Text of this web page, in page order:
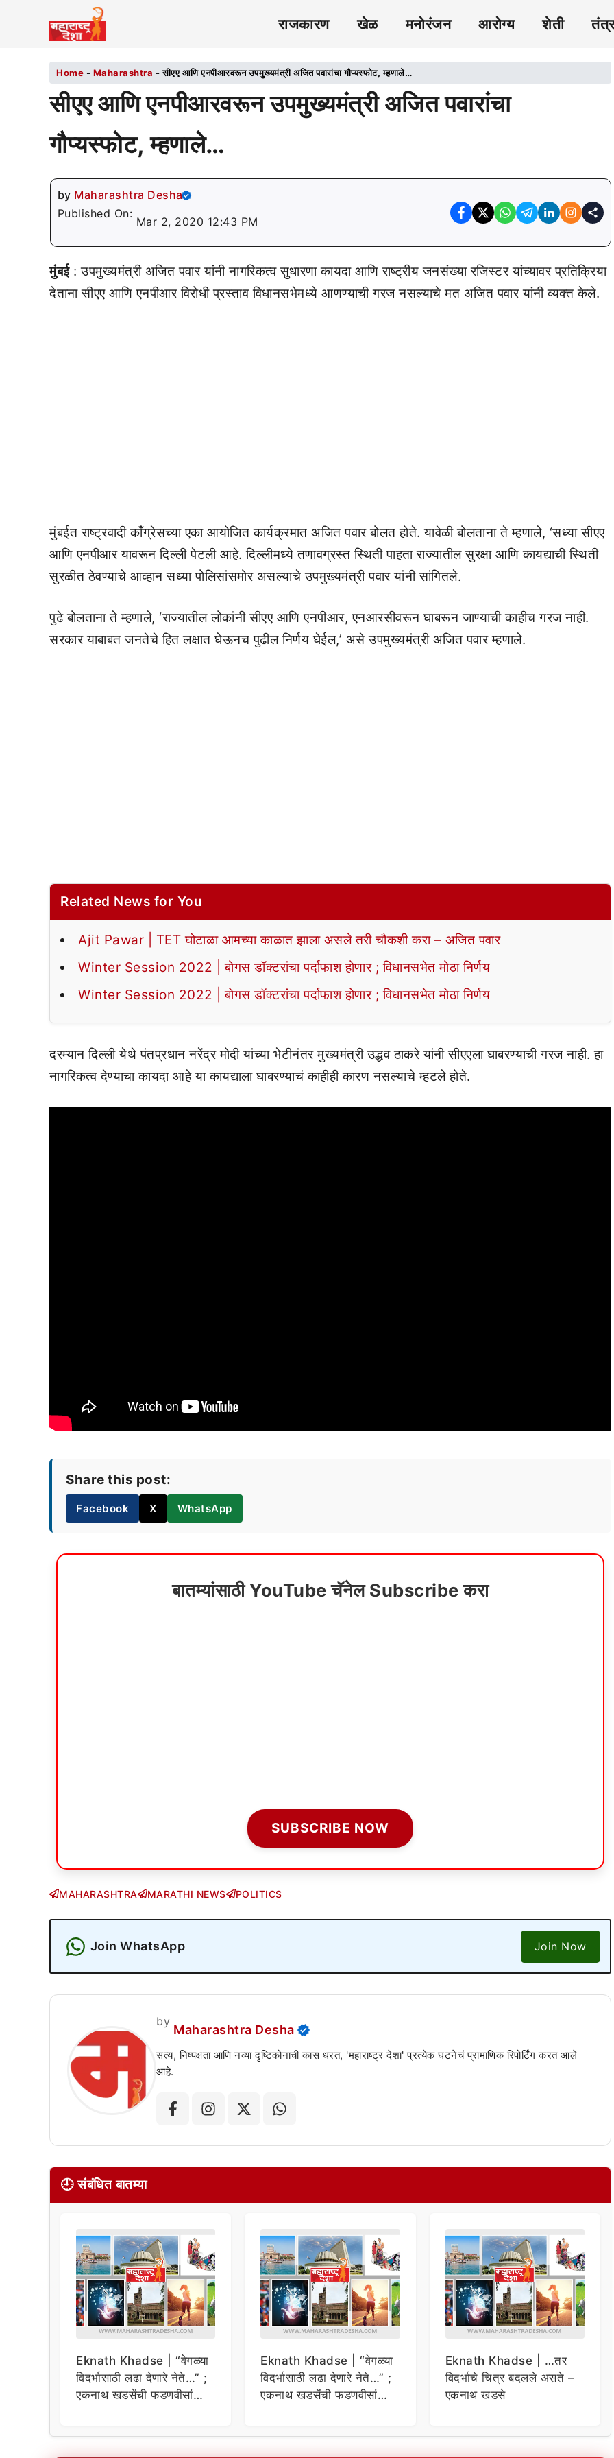
राजकारण खेळ मनोरंजन आरोग्य शेती
Home - Maharashtra -सीएए आणि एनपीआरवरून उपमुख्यमंत्री अजित पवारांचा गौप्यस्फोट, म्हणाले…
सीएए आणि एनपीआरवरून उपमुख्यमंत्री अजित पवारांचा
गौप्यस्फोट, म्हणाले…
by Maharashtra Desha
Published On:
Mar 2, 2020 12:43 PM
मुंबई: उपमुख्यमंत्री अजित पवार यांनी नागरिकत्व सुधारणा कायदा आणि राष्ट्रीय जनसंख्या रजिस्टर यांच्यावर प्रतिक्रिया
देताना सीएए आणि एनपीआर विरोधी प्रस्ताव विधानसभेमध्ये आणण्याची गरज नसल्याचे मत अजित पवार यांनी व्यक्त केले.
मुंबईत राष्ट्रवादी काँग्रेसच्या एका आयोजित कार्यक्रमात अजित पवार बोलत होते. यावेळी बोलताना ते म्हणाले, ‘सध्या सीएए
आणि एनपीआर यावरून दिल्ली पेटली आहे. दिल्लीमध्ये तणावग्रस्त स्थिती पाहता राज्यातील सुरक्षा आणि कायद्याची स्थिती
सुरळीत ठेवण्याचे आव्हान सध्या पोलिसांसमोर असल्याचे उपमुख्यमंत्री पवार यांनी सांगितले.
पुढे बोलताना ते म्हणाले, ‘राज्यातील लोकांनी सीएए आणि एनपीआर, एनआरसीवरून घाबरून जाण्याची काहीच गरज नाही.
सरकार याबाबत जनतेचे हित लक्षात घेऊनच पुढील निर्णय घेईल,’ असे उपमुख्यमंत्री अजित पवार म्हणाले.
Related News for You
Ajit Pawar | TET घोटाळा आमच्या काळात झाला असले तरी चौकशी करा – अजित पवार
Winter Session 2022 | बोगस डॉक्टरांचा पर्दाफाश होणार ; विधानसभेत मोठा निर्णय
Winter Session 2022 | बोगस डॉक्टरांचा पर्दाफाश होणार ; विधानसभेत मोठा निर्णय
दरम्यान दिल्ली येथे पंतप्रधान नरेंद्र मोदी यांच्या भेटीनंतर मुख्यमंत्री उद्धव ठाकरे यांनी सीएएला घाबरण्याची गरज नाही. हा
नागरिकत्व देण्याचा कायदा आहे या कायद्याला घाबरण्याचं काहीही कारण नसल्याचे म्हटले होते.
Share this post:
Facebook X WhatsApp
बातम्यांसाठी YouTube चॅनेल Subscribe करा
SUBSCRIBE NOW
MAHARASHTRA MARATHI NEWS POLITICS
Join WhatsApp Join Now
by
Maharashtra Desha
सत्य, निष्पक्षता आणि नव्या दृष्टिकोनाची कास धरत, 'महाराष्ट्र देशा' प्रत्येक घटनेचं प्रामाणिक रिपोर्टिंग करत आले
आहे.
🕘 संबंधित बातम्या
Eknath Khadse | “वेगळ्या
विदर्भासाठी लढा देणारे नेते…” ;
एकनाथ खडसेंची फडणवीसांना
Eknath Khadse | “वेगळ्या
विदर्भासाठी लढा देणारे नेते…” ;
एकनाथ खडसेंची फडणवीसांना
Eknath Khadse | …तर
विदर्भाचे चित्र बदलले असते –
एकनाथ खडसे